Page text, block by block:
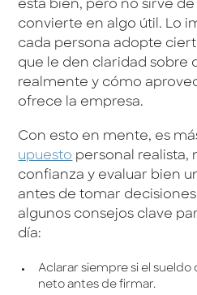
está bien, pero no sirve
convierte en algo útil. Lo
cada persona adopte
que le den claridad sobre
realmente y cómo
ofrece la empresa.
Con esto en mente, es
upuesto personal realista,
confianza y evaluar bien
antes de tomar
algunos consejos clave
día:
Aclarar siempre si el
neto antes de firmar.